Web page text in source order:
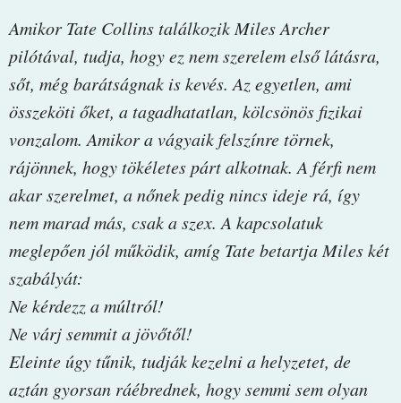
Amikor Tate Collins találkozik Miles Archer
pilótával, tudja, hogy ez nem szerelem első látásra,
sőt, még barátságnak is kevés. Az egyetlen, ami
összeköti őket, a tagadhatatlan, kölcsönös fizikai
vonzalom. Amikor a vágyaik felszínre törnek,
rájönnek, hogy tökéletes párt alkotnak. A férfi nem
akar szerelmet, a nőnek pedig nincs ideje rá, így
nem marad más, csak a szex. A kapcsolatuk
meglepően jól működik, amíg Tate betartja Miles két
szabályát:
Ne kérdezz a múltról!
Ne várj semmit a jövőtől!
Eleinte úgy tűnik, tudják kezelni a helyzetet, de
aztán gyorsan ráébrednek, hogy semmi sem olyan